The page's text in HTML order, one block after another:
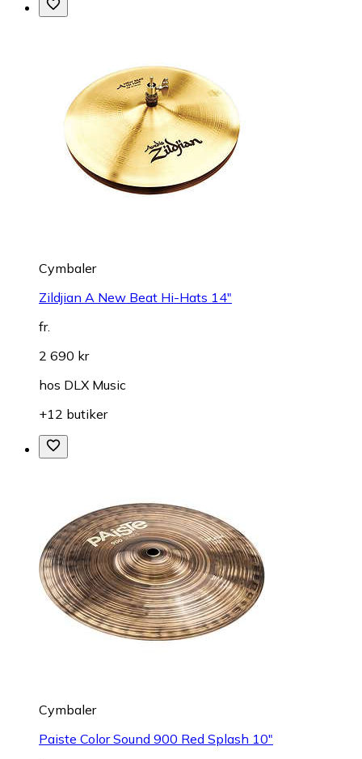
Cymbaler
Zildjian A New Beat Hi-Hats 14"
fr.
2 690 kr
hos DLX Music
+12 butiker
Cymbaler
Paiste Color Sound 900 Red Splash 10"